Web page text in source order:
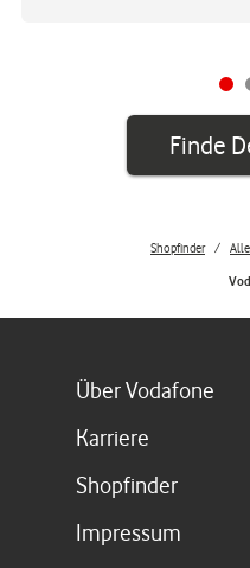
Finde
Shopfinder
Über Vodafone
Karriere
ShopfinderLink
Impressum